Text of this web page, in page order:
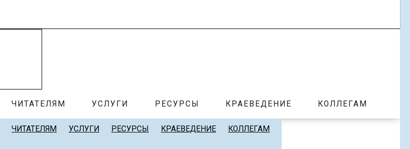
ЧИТАТЕЛЯМ УСЛУГИ РЕСУРСЫ КРАЕВЕДЕНИЕ КОЛЛЕГАМ
ЧИТАТЕЛЯМ УСЛУГИ РЕСУРСЫ КРАЕВЕДЕНИЕ КОЛЛЕГАМ